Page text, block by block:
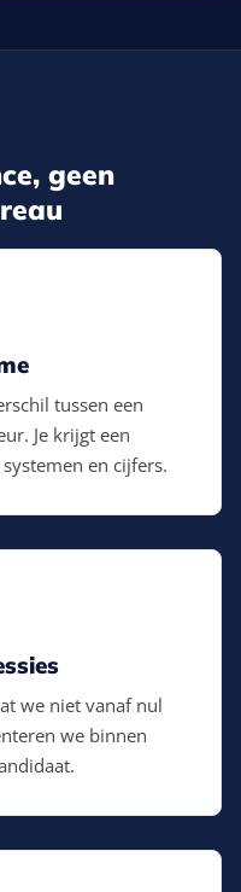
geen
tussen een
Je krijgt een
en cijfers.
we niet vanaf nul
we binnen